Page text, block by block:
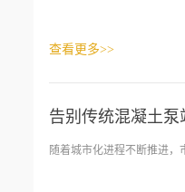
查看更多>>
告别传统混凝土
随着城市化进程不断推进